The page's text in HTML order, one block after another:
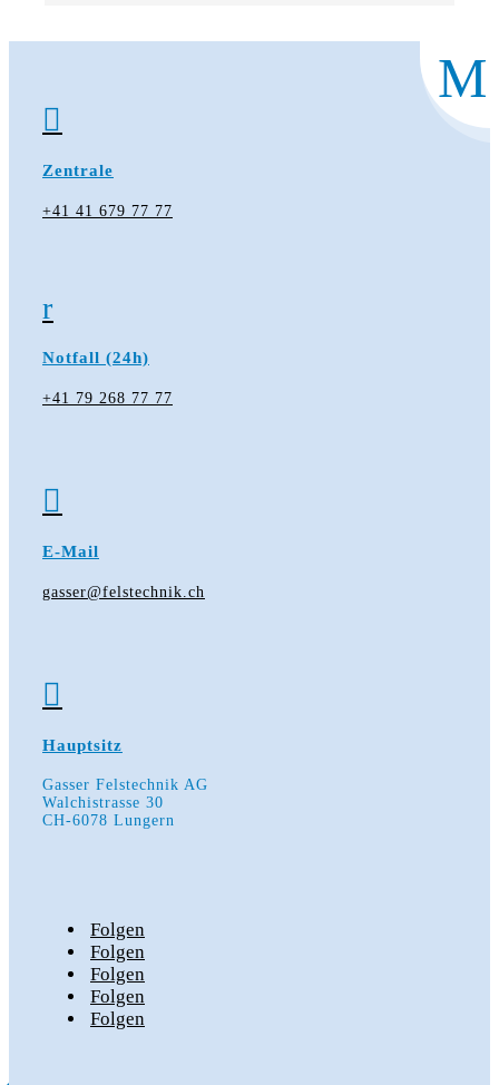
M

Zentrale
+41 41 679 77 77
r
Notfall (24h)
+41 79 268 77 77

E-Mail
gasser@felstechnik.ch

Hauptsitz
Gasser Felstechnik AG
Walchistrasse 30
CH-6078 Lungern
Folgen
Folgen
Folgen
Folgen
Folgen